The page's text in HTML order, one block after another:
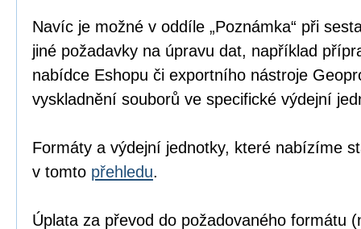
Navíc je možné v oddíle „Poznámka“ při
jiné požadavky na úpravu dat, například
nabídce Eshopu či exportního nástroje
vyskladnění souborů ve specifické výdejní
Formáty a výdejní jednotky, které nabízíme
v tomto přehledu.
Úplata za převod do požadovaného formátu